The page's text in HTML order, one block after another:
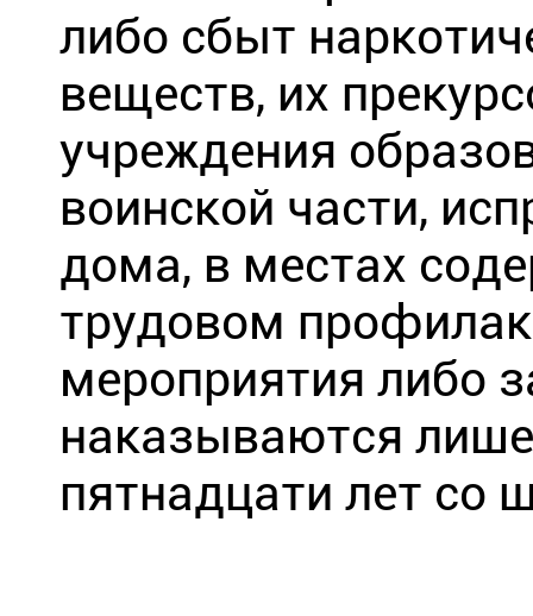
либо сбыт
веществ, их
учреждения
воинской части,
дома, в местах
трудовом
мероприятия либо
наказываются
пятнадцати лет